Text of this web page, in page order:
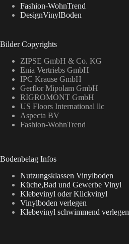
Fashion-WohnTrend
DesignVinylBoden
Bilder Copyrights
ZIPSE GmbH & Co. KG
Enia Vertriebs GmbH
IPC Krause GmbH
Gerflor Mipolam GmbH
RIGROMONT GmbH
US Floors International llc
Aspecta BV
Fashion-WohnTrend
Bodenbelag Infos
Nutzungsklassen Vinylboden
Küche,Bad und Gewerbe Vinyl
Klebevinyl oder Klickvinyl
Vinylboden verlegen
Klebevinyl schwimmend verlegen